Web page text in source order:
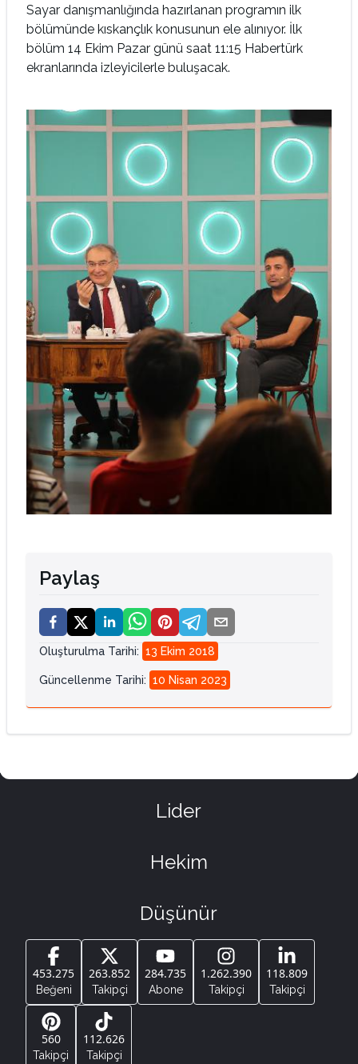
Sayar danışmanlığında hazırlanan programın ilk
bölümünde kıskançlık konusunun ele alınıyor. İlk
bölüm 14 Ekim Pazar günü saat 11:15 Habertürk
ekranlarında izleyicilerle buluşacak.
Paylaş
Oluşturulma Tarihi: 13 Ekim 2018
Güncellenme Tarihi: 10 Nisan 2023
Lider
Hekim
Düşünür
453.275
Beğeni
263.852
Takipçi
284.735
Abone
1.262.390
Takipçi
118.809
Takipçi
560
Takipçi
112.626
Takipçi